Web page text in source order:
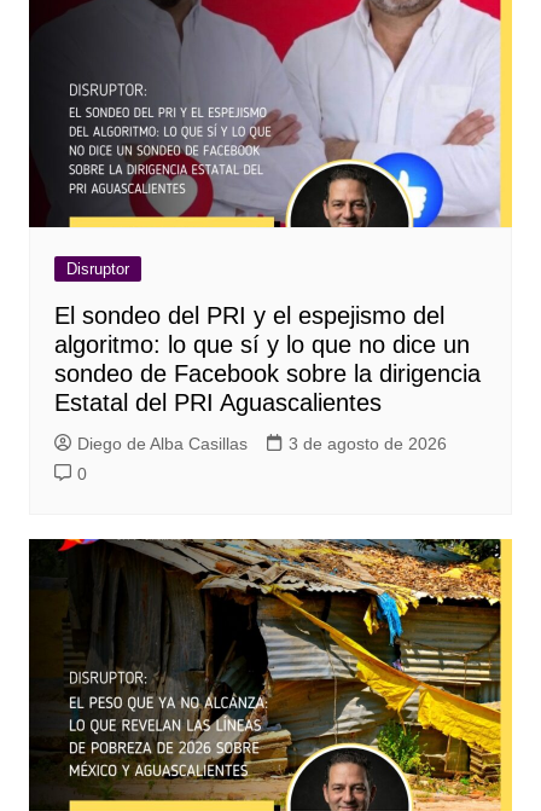
Disruptor
El sondeo del PRI y el espejismo del
algoritmo: lo que sí y lo que no dice un
sondeo de Facebook sobre la dirigencia
Estatal del PRI Aguascalientes
Diego de Alba Casillas
3 de agosto de 2026
0